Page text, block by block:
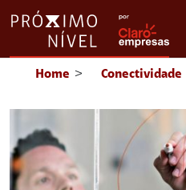
Home > Conectividade